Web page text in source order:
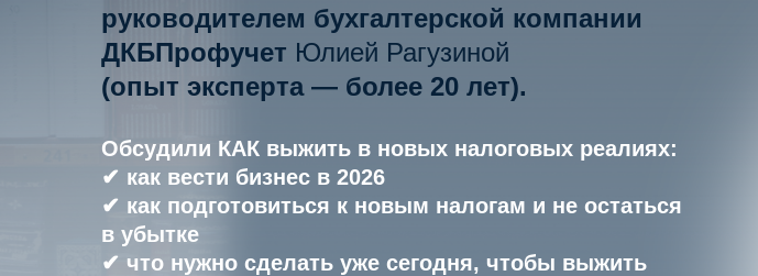
Обсудили КАК выжить в новых налоговых реалиях:
✔ как вести бизнес в 2026
✔ как подготовиться к новым налогам и не остаться
в убытке
✔ что нужно сделать уже сегодня, чтобы выжить
руководителем бухгалтерской компании
ДКБПрофучет Юлией Рагузиной
(опыт эксперта — более 20 лет).